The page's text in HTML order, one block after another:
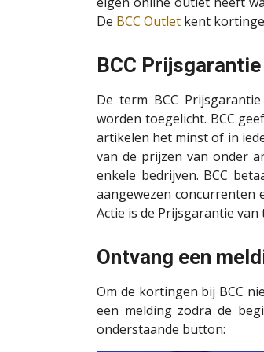
De BCC Outlet kent
BCC Prijsgarantie
De term BCC
worden toegelicht. BCC
artikelen het minst of in
van de prijzen van onder
enkele bedrijven. BCC
aangewezen concurrenten
Actie is de Prijsgarantie van
Ontvang een
Om de kortingen bij BCC
een melding zodra de
onderstaande button: